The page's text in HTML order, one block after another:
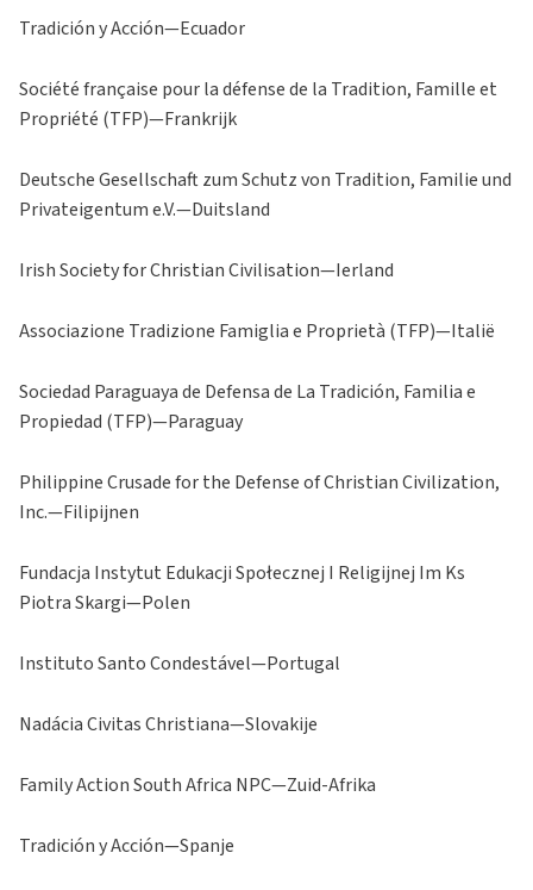
Tradición y Acción—Ecuador
Société française pour la défense de la Tradition, Famille et
Propriété (TFP)—Frankrijk
Deutsche Gesellschaft zum Schutz von Tradition, Familie und
Privateigentum e.V.—Duitsland
Irish Society for Christian Civilisation—Ierland
Associazione Tradizione Famiglia e Proprietà (TFP)—Italië
Sociedad Paraguaya de Defensa de La Tradición, Familia e
Propiedad (TFP)—Paraguay
Philippine Crusade for the Defense of Christian Civilization,
Inc.—Filipijnen
Fundacja Instytut Edukacji Społecznej I Religijnej Im Ks
Piotra Skargi—Polen
Instituto Santo Condestável—Portugal
Nadácia Civitas Christiana—Slovakije
Family Action South Africa NPC—Zuid-Afrika
Tradición y Acción—Spanje